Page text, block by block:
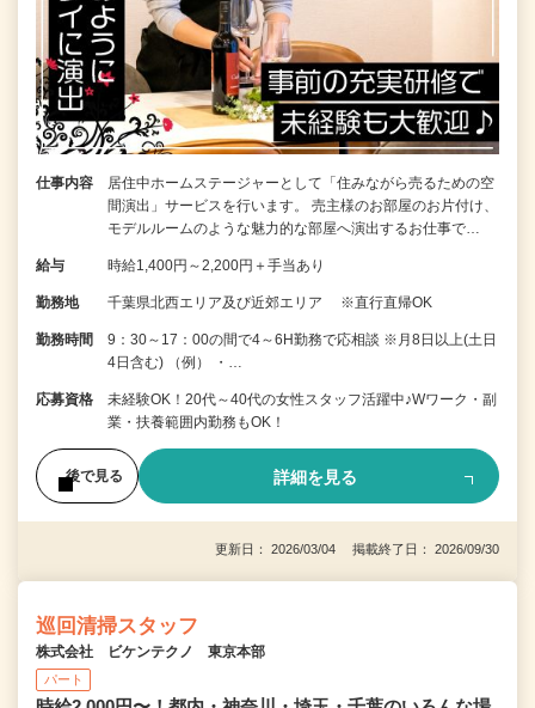
仕事内容
居住中ホームステージャーとして「住みながら売るための空
間演出」サービスを行います。 売主様のお部屋のお片付け、
モデルルームのような魅力的な部屋へ演出するお仕事で…
給与 時給1,400円～2,200円＋手当あり
勤務地 千葉県北西エリア及び近郊エリア ※直行直帰OK
勤務時間
9：30～17：00の間で4～6H勤務で応相談 ※月8日以上(土日
4日含む) （例） ・…
応募資格
未経験OK！20代～40代の女性スタッフ活躍中♪Wワーク・副
業・扶養範囲内勤務もOK！
後で見る 詳細を見る
更新日： 2026/03/04 掲載終了日： 2026/09/30
巡回清掃スタッフ
株式会社 ビケンテクノ 東京本部
パート